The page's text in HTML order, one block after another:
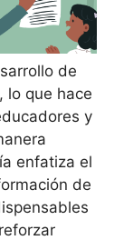
de
lo que hace
y
enfatiza el
de